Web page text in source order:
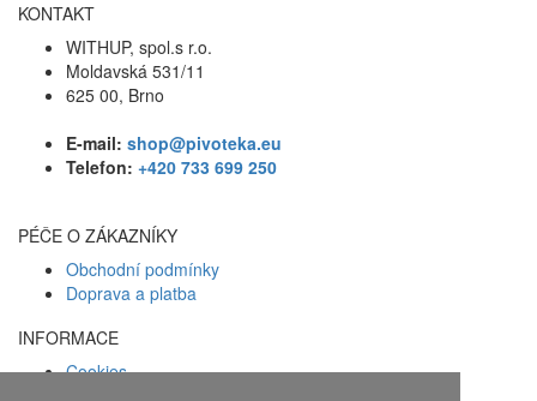
KONTAKT
WITHUP, spol.s r.o.
Moldavská 531/11
625 00, Brno
E-mail: shop@pivoteka.eu
Telefon: +420 733 699 250
PÉČE O ZÁKAZNÍKY
Obchodní podmínky
Doprava a platba
INFORMACE
Cookies